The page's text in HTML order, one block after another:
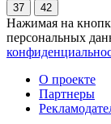
37 42
Нажимая на
персональных
О проекте
Партнеры